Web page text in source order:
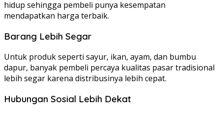
hidup sehingga pembeli punya kesempatan
mendapatkan harga terbaik.
Barang Lebih Segar
Untuk produk seperti sayur, ikan, ayam, dan bumbu
dapur, banyak pembeli percaya kualitas pasar tradisional
lebih segar karena distribusinya lebih cepat.
Hubungan Sosial Lebih Dekat